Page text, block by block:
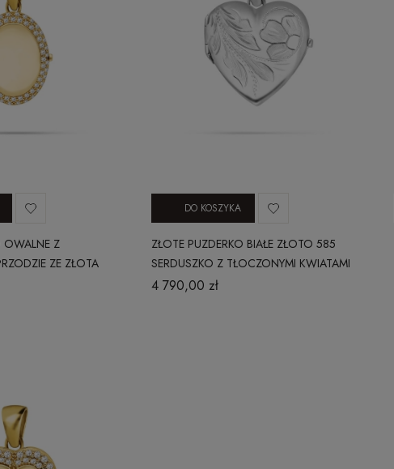
OWALNE Z
ZE ZŁOTA
ZŁOTE PUZDERKO BIAŁE ZŁOTO 585
SERDUSZKO Z TŁOCZONYMI KWIATAMI
HERITAGE
4 790,00 zł
DO KOSZYKA